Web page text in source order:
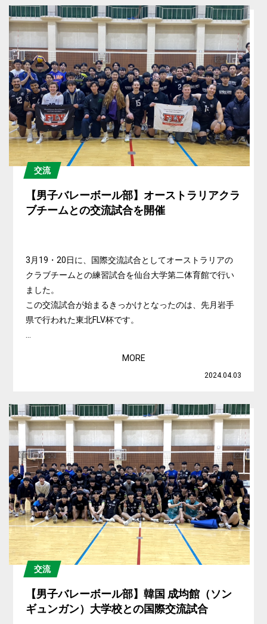
交流
【男子バレーボール部】オーストラリアクラ
ブチームとの交流試合を開催
3月19・20日に、国際交流試合としてオーストラリアの
クラブチームとの練習試合を仙台大学第二体育館で行い
ました。
この交流試合が始まるきっかけとなったのは、先月岩手
県で行われた東北FLV杯です。
...
MORE
2024.04.03
交流
【男子バレーボール部】韓国 成均館（ソン
ギュンガン）大学校との国際交流試合